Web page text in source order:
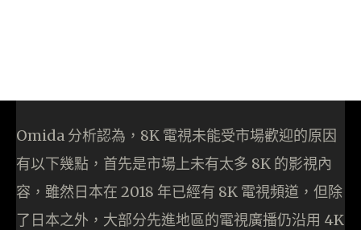
Omida 分析認為，8K 電視未能受市場歡迎的原因
有以下幾點，首先是市場上未有太多 8K 的影視內
容，雖然日本在 2018 年已經有 8K 電視頻道，但除
了日本之外，大部分先進地區的電視廣播仍沿用 4K